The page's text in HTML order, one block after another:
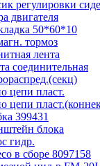
регулировки
двигателя
50*60*10
тормоз
лента
соединительная
цепи пласт.
цепи
399431
блока
гидр.
в сборе 8097158